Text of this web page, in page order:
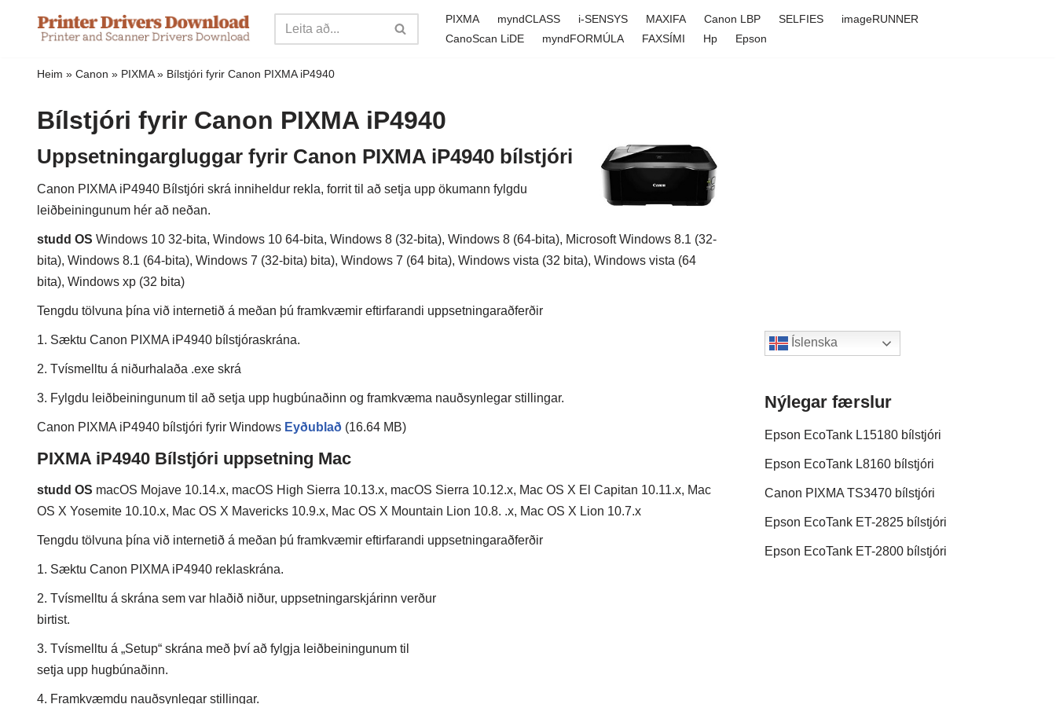
Sleppa
PIXMA myndCLASS i-SENSYS MAXIFA Canon LBP SELFIES
imageRUNNER
CanoScan LiDE
myndFORMÚLA FAXSÍMI Hp Epson
Heim » Canon » PIXMA» Bílstjóri fyrir Canon PIXMA iP4940
Bílstjóri fyrir Canon PIXMA iP4940
Uppsetningargluggar fyrir Canon PIXMA iP4940 bílstjóri
Canon PIXMA iP4940 Bílstjóri skrá inniheldur rekla, forrit til að setja upp ökumann fylgdu
leiðbeiningunum hér að neðan.
studd OS Windows 10 32-bita, Windows 10 64-bita, Windows 8 (32-bita), Windows 8 (64-bita), Microsoft Windows 8.1 (32-
bita), Windows 8.1 (64-bita), Windows 7 (32-bita) bita), Windows 7 (64 bita), Windows vista (32 bita), Windows vista (64
bita), Windows xp (32 bita)
Tengdu tölvuna þína við internetið á meðan þú framkvæmir eftirfarandi uppsetningaraðferðir
1. Sæktu Canon PIXMA iP4940 bílstjóraskrána.
2. Tvísmelltu á niðurhalaða .exe skrá
3. Fylgdu leiðbeiningunum til að setja upp hugbúnaðinn og framkvæma nauðsynlegar stillingar.
Canon PIXMA iP4940 bílstjóri fyrir Windows Eyðublað (16.64 MB)
PIXMA iP4940 Bílstjóri uppsetning Mac
studd OS macOS Mojave 10.14.x, macOS High Sierra 10.13.x, macOS Sierra 10.12.x, Mac OS X El Capitan 10.11.x, Mac
OS X Yosemite 10.10.x, Mac OS X Mavericks 10.9.x, Mac OS X Mountain Lion 10.8. .x, Mac OS X Lion 10.7.x
Tengdu tölvuna þína við internetið á meðan þú framkvæmir eftirfarandi uppsetningaraðferðir
1. Sæktu Canon PIXMA iP4940 reklaskrána.
2. Tvísmelltu á skrána sem var hlaðið niður, uppsetningarskjárinn verður
birtist.
3. Tvísmelltu á „Setup“ skrána með því að fylgja leiðbeiningunum til
setja upp hugbúnaðinn.
4. Framkvæmdu nauðsynlegar stillingar.
Íslenska
Nýlegar færslur
Epson EcoTank L15180 bílstjóri
Epson EcoTank L8160 bílstjóri
Canon PIXMA TS3470 bílstjóri
Epson EcoTank ET-2825 bílstjóri
Epson EcoTank ET-2800 bílstjóri